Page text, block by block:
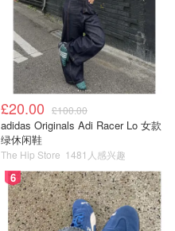
£20.00 £100.00
adidas Originals Adi Racer Lo 女款
绿休闲鞋
The Hip Store 1481人感兴趣
6